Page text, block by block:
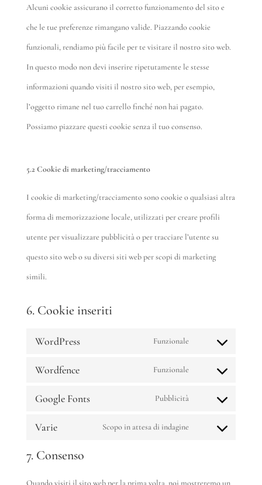
Alcuni cookie assicurano il corretto funzionamento del sito e
che le tue preferenze rimangano valide. Piazzando cookie
funzionali, rendiamo più facile per te visitare il nostro sito web.
In questo modo non devi inserire ripetutamente le stesse
informazioni quando visiti il nostro sito web, per esempio,
l’oggetto rimane nel tuo carrello finché non hai pagato.
Possiamo piazzare questi cookie senza il tuo consenso.
5.2 Cookie di marketing/tracciamento
I cookie di marketing/tracciamento sono cookie o qualsiasi altra
forma di memorizzazione locale, utilizzati per creare profili
utente per visualizzare pubblicità o per tracciare l’utente su
questo sito web o su diversi siti web per scopi di marketing
simili.
6. Cookie inseriti
WordPress
Funzionale
Wordfence
Funzionale
Google Fonts
Pubblicità
Varie
Scopo in attesa di indagine
7. Consenso
Quando visiti il sito web per la prima volta, noi mostreremo un